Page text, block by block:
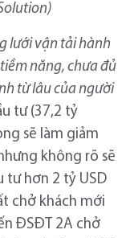
lưới vận tải hành
năng, chưa đủ
từ lâu của người
tư (37,2 tỷ
sẽ làm giảm
không rõ sẽ
tư hơn 2 tỷ USD
chở khách mới
ĐSĐT 2A chở